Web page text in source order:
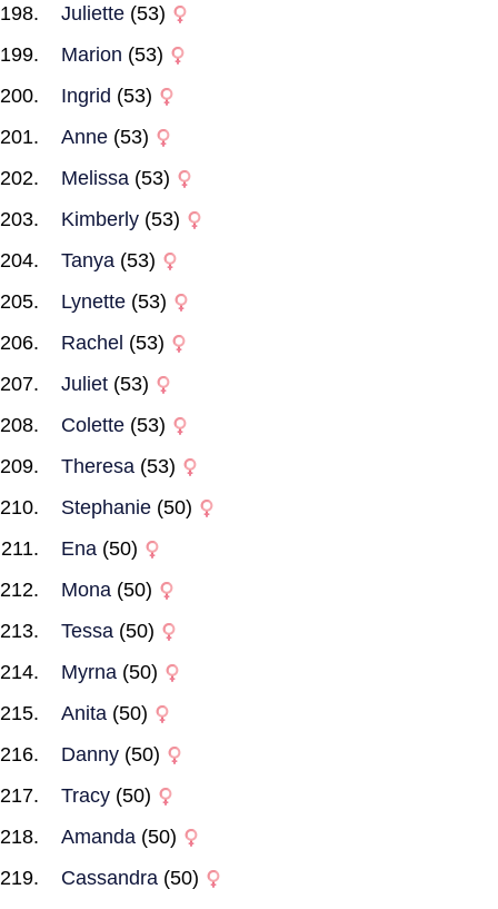
Juliette (53)
Marion (53)
Ingrid (53)
Anne (53)
Melissa (53)
Kimberly (53)
Tanya (53)
Lynette (53)
Rachel (53)
Juliet (53)
Colette (53)
Theresa (53)
Stephanie (50)
Ena (50)
Mona (50)
Tessa (50)
Myrna (50)
Anita (50)
Danny (50)
Tracy (50)
Amanda (50)
Cassandra (50)